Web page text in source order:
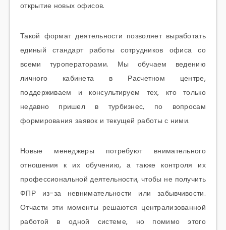
открытие новых офисов.
Такой формат деятельности позволяет выработать
единый стандарт работы сотрудников офиса со
всеми туроператорами. Мы обучаем ведению
личного кабинета в Расчетном центре,
поддерживаем и консультируем тех, кто только
недавно пришел в турбизнес, по вопросам
формирования заявок и текущей работы с ними.
Новые менеджеры потребуют внимательного
отношения к их обучению, а также контроля их
профессиональной деятельности, чтобы не получить
ФПР из-за невнимательности или забывчивости.
Отчасти эти моменты решаются централизованной
работой в одной системе, но помимо этого